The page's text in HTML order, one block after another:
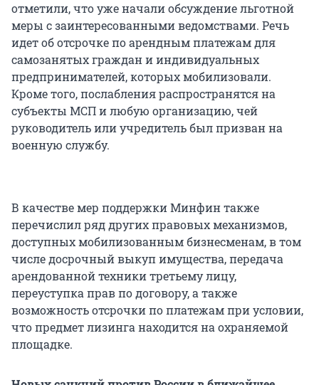
отметили, что уже начали обсуждение льготной
меры с заинтересованными ведомствами. Речь
идет об отсрочке по арендным платежам для
самозанятых граждан и индивидуальных
предпринимателей, которых мобилизовали.
Кроме того, послабления распространятся на
субъекты МСП и любую организацию, чей
руководитель или учредитель был призван на
военную службу.
В качестве мер поддержки Минфин также
перечислил ряд других правовых механизмов,
доступных мобилизованным бизнесменам, в том
числе досрочный выкуп имущества, передача
арендованной техники третьему лицу,
переуступка прав по договору, а также
возможность отсрочки по платежам при условии,
что предмет лизинга находится на охраняемой
площадке.